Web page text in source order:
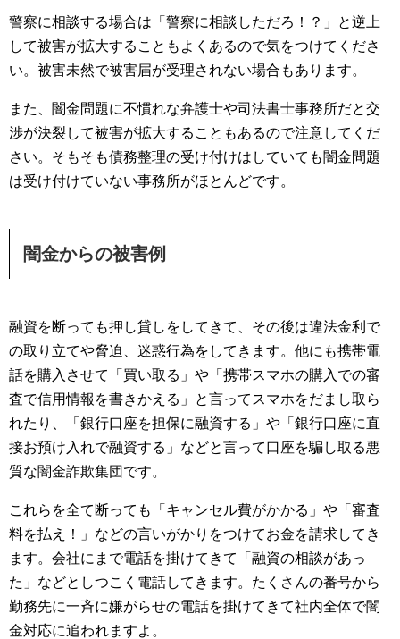
警察に相談する場合は「警察に相談しただろ！？」と逆上
して被害が拡大することもよくあるので気をつけてくださ
い。被害未然で被害届が受理されない場合もあります。
また、闇金問題に不慣れな弁護士や司法書士事務所だと交
渉が決裂して被害が拡大することもあるので注意してくだ
さい。そもそも債務整理の受け付けはしていても闇金問題
は受け付けていない事務所がほとんどです。
闇金からの被害例
融資を断っても押し貸しをしてきて、その後は違法金利で
の取り立てや脅迫、迷惑行為をしてきます。他にも携帯電
話を購入させて「買い取る」や「携帯スマホの購入での審
査で信用情報を書きかえる」と言ってスマホをだまし取ら
れたり、「銀行口座を担保に融資する」や「銀行口座に直
接お預け入れで融資する」などと言って口座を騙し取る悪
質な闇金詐欺集団です。
これらを全て断っても「キャンセル費がかかる」や「審査
料を払え！」などの言いがかりをつけてお金を請求してき
ます。会社にまで電話を掛けてきて「融資の相談があっ
た」などとしつこく電話してきます。たくさんの番号から
勤務先に一斉に嫌がらせの電話を掛けてきて社内全体で闇
金対応に追われますよ。